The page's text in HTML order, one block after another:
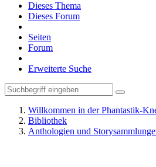
Dieses Thema
Dieses Forum
Seiten
Forum
Erweiterte Suche
Willkommen in der Phantastik-
Bibliothek
Anthologien und